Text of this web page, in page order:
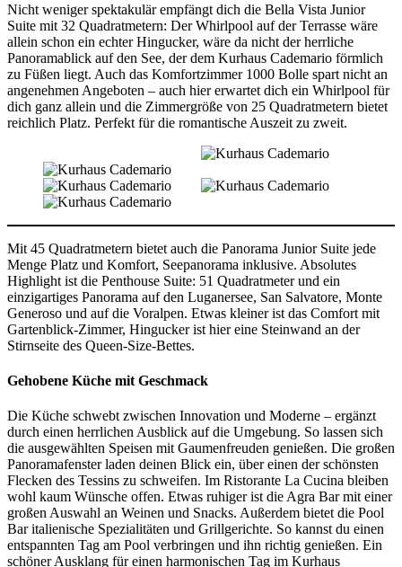
Nicht weniger spektakulär empfängt dich die Bella Vista Junior
Suite mit 32 Quadratmetern: Der Whirlpool auf der Terrasse wäre
allein schon ein echter Hingucker, wäre da nicht der herrliche
Panoramablick auf den See, der dem Kurhaus Cademario förmlich
zu Füßen liegt. Auch das Komfortzimmer 1000 Bolle spart nicht an
angenehmen Angeboten – auch hier erwartet dich ein Whirlpool für
dich ganz allein und die Zimmergröße von 25 Quadratmetern bietet
reichlich Platz. Perfekt für die romantische Auszeit zu zweit.
Mit 45 Quadratmetern bietet auch die Panorama Junior Suite jede
Menge Platz und Komfort, Seepanorama inklusive. Absolutes
Highlight ist die Penthouse Suite: 51 Quadratmeter und ein
einzigartiges Panorama auf den Luganersee, San Salvatore, Monte
Generoso und auf die Voralpen. Etwas kleiner ist das Comfort mit
Gartenblick-Zimmer, Hingucker ist hier eine Steinwand an der
Stirnseite des Queen-Size-Bettes.
Gehobene Küche mit Geschmack
Die Küche schwebt zwischen Innovation und Moderne – ergänzt
durch einen herrlichen Ausblick auf die Umgebung. So lassen sich
die ausgewählten Speisen mit Gaumenfreuden genießen. Die großen
Panoramafenster laden deinen Blick ein, über einen der schönsten
Flecken des Tessins zu schweifen. Im Ristorante La Cucina bleiben
wohl kaum Wünsche offen. Etwas ruhiger ist die Agra Bar mit einer
großen Auswahl an Weinen und Snacks. Außerdem bietet die Pool
Bar italienische Spezialitäten und Grillgerichte. So kannst du einen
entspannten Tag am Pool verbringen und ihn richtig genießen. Ein
schöner Ausklang für einen harmonischen Tag im Kurhaus